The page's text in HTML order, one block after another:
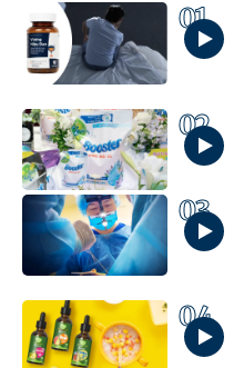
01
02
03
04